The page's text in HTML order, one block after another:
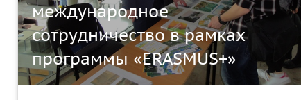
международное
сотрудничество в рамках
программы «ERASMUS+»